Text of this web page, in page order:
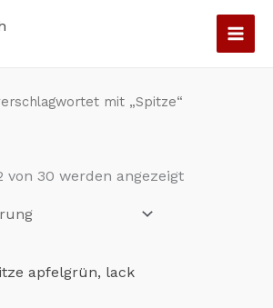
mit „Spitze“
von 30 werden angezeigt